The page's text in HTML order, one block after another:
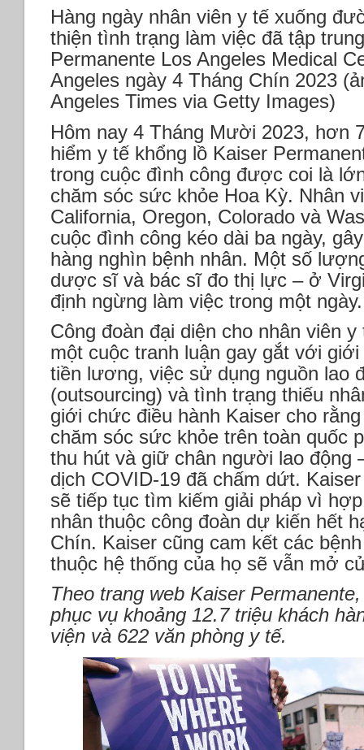
Hàng ngày nhân viên y tế xuống
thiện tình trạng làm việc đã tập
Permanente Los Angeles Medical
Angeles ngày 4 Tháng Chín 2023
Angeles Times via Getty Images)
Hôm nay 4 Tháng Mười 2023, hơn
hiểm y tế khổng lồ Kaiser
trong cuộc đình công được coi là
chăm sóc sức khỏe Hoa Kỳ. Nhân
California, Oregon, Colorado và
cuộc đình công kéo dài ba ngày,
hàng nghìn bệnh nhân. Một số
dược sĩ và bác sĩ đo thị lực – ở
định ngừng làm việc trong một ngày.
Công đoàn đại diện cho nhân viên
một cuộc tranh luận gay gắt với
tiền lương, việc sử dụng nguồn lao
(outsourcing) và tình trạng thiếu
giới chức điều hành Kaiser cho
chăm sóc sức khỏe trên toàn quốc
thu hút và giữ chân người lao động
dịch COVID-19 đã chấm dứt.
sẽ tiếp tục tìm kiếm giải pháp vì
nhân thuộc công đoàn dự kiến ​​hết
Chín. Kaiser cũng cam kết các
thuộc hệ thống của họ sẽ vẫn mở
Theo trang web Kaiser
phục vụ khoảng 12.7 triệu khách
viện và 622 văn phòng y tế.